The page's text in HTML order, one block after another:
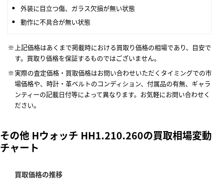
外装に目立つ傷、ガラス欠損が無い状態
動作に不具合が無い状態
上記価格はあくまで掲載時における買取り価格の相場であり、目安で
す。買取り価格を保証するものではございません。
実際の査定価格・買取価格はお問い合わせいただくタイミングでの市
場価格や、時計・革ベルトのコンディション、付属品の有無、ギャラ
ンティーの記載日付等によって異なります。お気軽にお問い合わせく
ださい。
その他 Hウォッチ HH1.210.260の買取相場変動
チャート
買取価格の推移